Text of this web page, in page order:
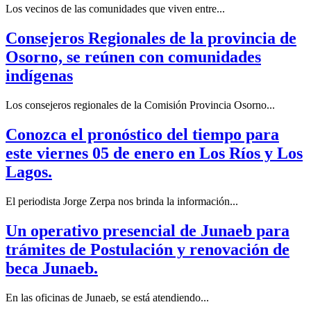
Los vecinos de las comunidades que viven entre...
Consejeros Regionales de la provincia de
Osorno, se reúnen con comunidades
indígenas
Los consejeros regionales de la Comisión Provincia Osorno...
Conozca el pronóstico del tiempo para
este viernes 05 de enero en Los Ríos y Los
Lagos.
El periodista Jorge Zerpa nos brinda la información...
Un operativo presencial de Junaeb para
trámites de Postulación y renovación de
beca Junaeb.
En las oficinas de Junaeb, se está atendiendo...